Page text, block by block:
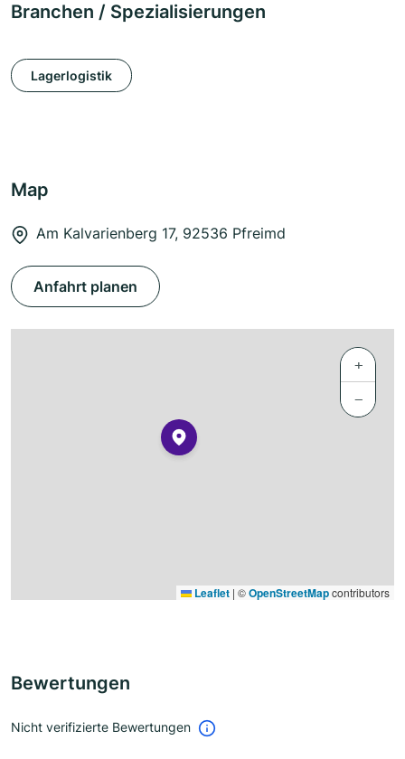
Branchen / Spezialisierungen
Lagerlogistik
Map
Am Kalvarienberg 17, 92536 Pfreimd
Anfahrt planen
+
−
Leaflet | ©OpenStreetMapcontributors
Bewertungen
Nicht verifizierte Bewertungen